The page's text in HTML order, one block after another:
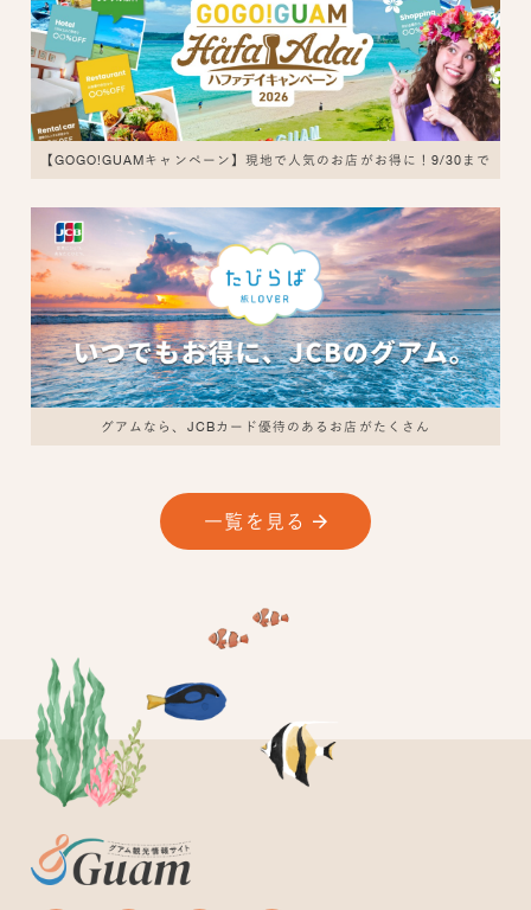
【GOGO!GUAMキャンペーン】現地で人気のお店がお得に！9/30まで
グアムなら、JCBカード優待のあるお店がたくさん
一覧を見る